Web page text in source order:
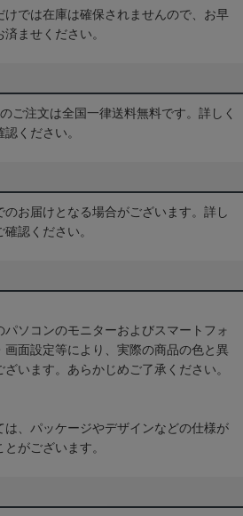
けでは在庫は確保されませんので、お早
ませください。
ご注文は全国一律送料無料です。詳しく
認ください。
お届けとなる場合がございます。詳し
確認ください。
ソコンのモニターおよびスマートフォ
画面設定等により、実際の商品の色と異
います。あらかじめご了承ください。
は、パッケージやデザインなどの仕様が
がございます。